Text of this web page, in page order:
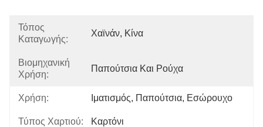
Τόπος
Καταγωγής:
Χαϊνάν, Κίνα
Βιομηχανική
Χρήση:
Παπούτσια Και Ρούχα
Χρήση: Ιματισμός, Παπούτσια, Εσώρουχο
Τύπος Χαρτιού: Καρτόνι